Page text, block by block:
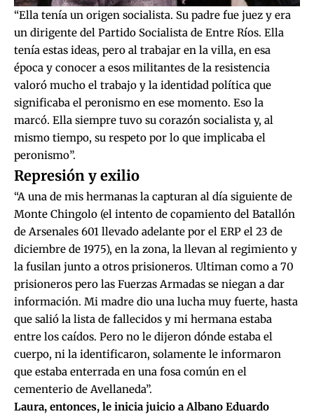
“Ella tenía un origen socialista. Su padre fue juez y era
un dirigente del Partido Socialista de Entre Ríos. Ella
tenía estas ideas, pero al trabajar en la villa, en esa
época y conocer a esos militantes de la resistencia
valoró mucho el trabajo y la identidad política que
significaba el peronismo en ese momento. Eso la
marcó. Ella siempre tuvo su corazón socialista y, al
mismo tiempo, su respeto por lo que implicaba el
peronismo”.
Represión y exilio
“A una de mis hermanas la capturan al día siguiente de
Monte Chingolo (el intento de copamiento del Batallón
de Arsenales 601 llevado adelante por el ERP el 23 de
diciembre de 1975), en la zona, la llevan al regimiento y
la fusilan junto a otros prisioneros. Ultiman como a 70
prisioneros pero las Fuerzas Armadas se niegan a dar
información. Mi madre dio una lucha muy fuerte, hasta
que salió la lista de fallecidos y mi hermana estaba
entre los caídos. Pero no le dijeron dónde estaba el
cuerpo, ni la identificaron, solamente le informaron
que estaba enterrada en una fosa común en el
cementerio de Avellaneda”.
Laura, entonces, le inicia juicio a Albano Eduardo